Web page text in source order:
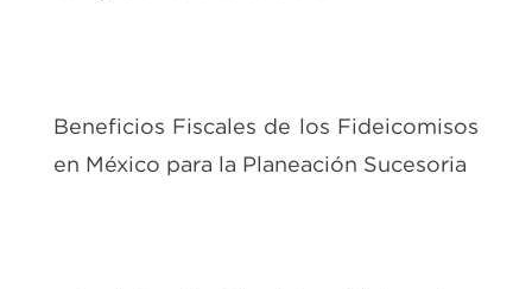
Beneficios Fiscales de los Fideicomisos
en México para la Planeación Sucesoria